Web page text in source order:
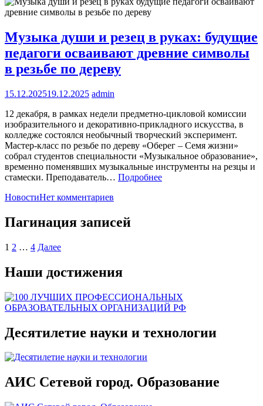
Музыка души и резец в руках: будущие
педагоги осваивают древние символы
в резьбе по дереву
15.12.202519.12.2025 admin
12 декабря, в рамках недели предметно-цикловой комиссии
изобразительного и декоративно-прикладного искусства, в
колледже состоялся необычный творческий эксперимент.
Мастер-класс по резьбе по дереву «Оберег – Семя жизни»
собрал студентов специальности «Музыкальное образование»,
временно поменявших музыкальные инструменты на резцы и
стамески. Преподаватель… Подробнее
НовостиНет комментариев
Пагинация записей
1 2 … 4 Далее
Наши достижения
Десятилетие науки и технологии
АИС Сетевой город. Образование